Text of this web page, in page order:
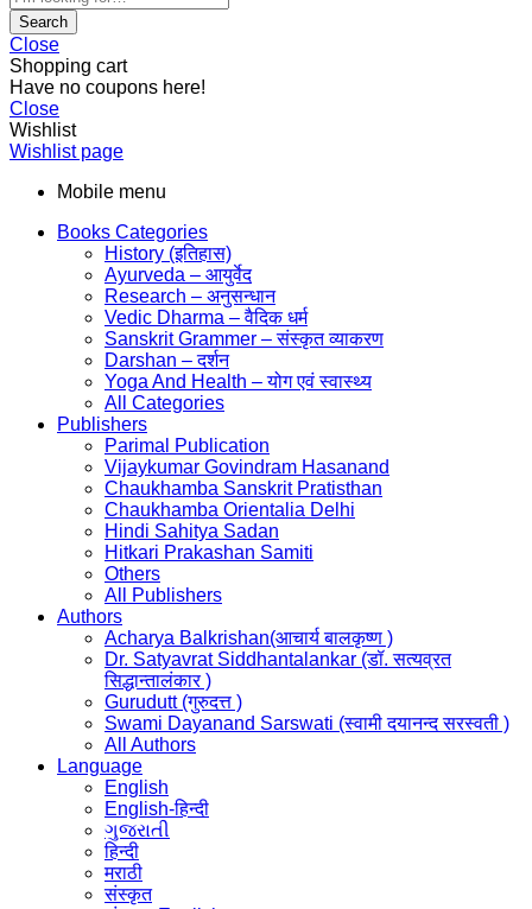
Search
Close
Shopping cart
Have no coupons here!
Close
Wishlist
Wishlist page
Mobile menu
Books Categories
History (इतिहास)
Ayurveda – आयुर्वेद
Research – अनुसन्धान
Vedic Dharma – वैदिक धर्म
Sanskrit Grammer – संस्कृत व्याकरण
Darshan – दर्शन
Yoga And Health – योग एवं स्वास्थ्य
All Categories
Publishers
Parimal Publication
Vijaykumar Govindram Hasanand
Chaukhamba Sanskrit Pratisthan
Chaukhamba Orientalia Delhi
Hindi Sahitya Sadan
Hitkari Prakashan Samiti
Others
All Publishers
Authors
Acharya Balkrishan(आचार्य बालकृष्ण )
Dr. Satyavrat Siddhantalankar (डॉ. सत्यव्रत
सिद्धान्तालंकार )
Gurudutt (गुरुदत्त )
Swami Dayanand Sarswati (स्वामी दयानन्द सरस्वती )
All Authors
Language
English
English-हिन्दी
ગુજરાતી
हिन्दी
मराठी
संस्कृत